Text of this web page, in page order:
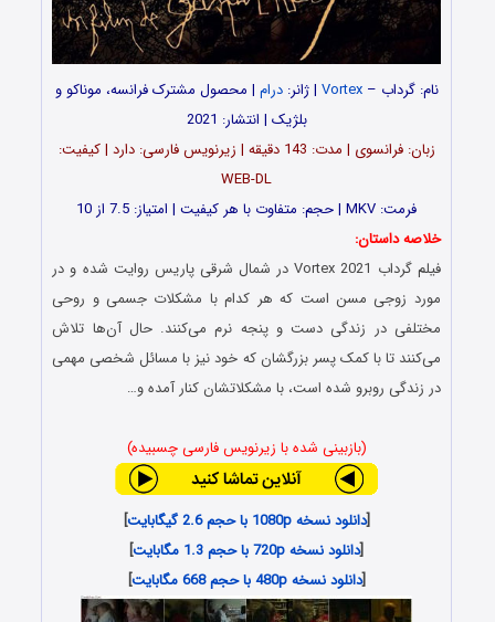
نام: گرداب –Vortex | ژانر:درام | محصول مشترک فرانسه، موناکو و
بلژیک | انتشار: 2021
زبان: فرانسوی | مدت‌‌: 143 دقیقه | زیرنویس فارسی: دارد | کیفیت:
WEB-DL
فرمت: MKV | حجم: متفاوت با هر کیفیت | امتیاز: 7.5 از 10
خلاصه داستان:
فیلم گرداب Vortex 2021 در شمال شرقی پاریس روایت شده و در
مورد زوجی مسن است که هر کدام با مشکلات جسمی و روحی
مختلفی در زندگی دست و پنجه نرم می‌کنند. حال آن‌ها تلاش
می‌کنند تا با کمک پسر بزرگشان که خود نیز با مسائل شخصی مهمی
در زندگی روبرو شده است، با مشکلاتشان کنار آمده و…
(بازبینی شده با زیرنویس فارسی چسبیده)
[دانلود نسخه 1080p با حجم 2.6 گیگابایت
]
[دانلود نسخه 720p با حجم 1.3 مگابایت
]
[دانلود نسخه 480p با حجم 668 مگابایت ]